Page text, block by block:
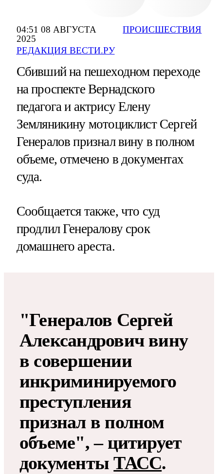
04:51 08 АВГУСТА
2025
РЕДАКЦИЯ ВЕСТИ.РУ
ПРОИСШЕСТВИЯ
Сбивший на пешеходном переходе
на проспекте Вернадского
педагога и актрису Елену
Земляникину мотоциклист Сергей
Генералов признал вину в полном
объеме, отмечено в документах
суда.
Сообщается также, что суд
продлил Генералову срок
домашнего ареста.
"Генералов Сергей
Александрович вину
в совершении
инкриминируемого
преступления
признал в полном
объеме", – цитирует
документыТАСС.